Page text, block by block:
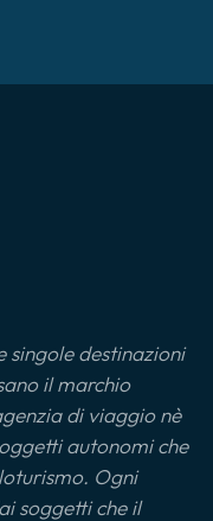
singole destinazioni
il marchio
di viaggio nè
autonomi che
Ogni
soggetti che il